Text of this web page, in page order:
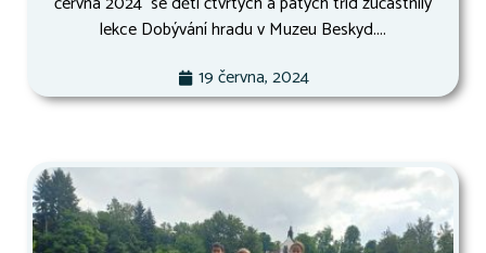
lekce Dobývání hradu v Muzeu Beskyd....
19 června, 2024